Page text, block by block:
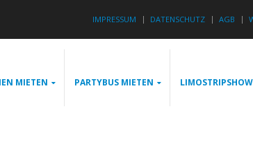
IMPRESSUM DATENSCHUTZ AGB
MIETEN PARTYBUS MIETEN LIMOSTRIPSHOW